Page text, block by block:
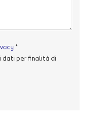
*
dati per finalità di